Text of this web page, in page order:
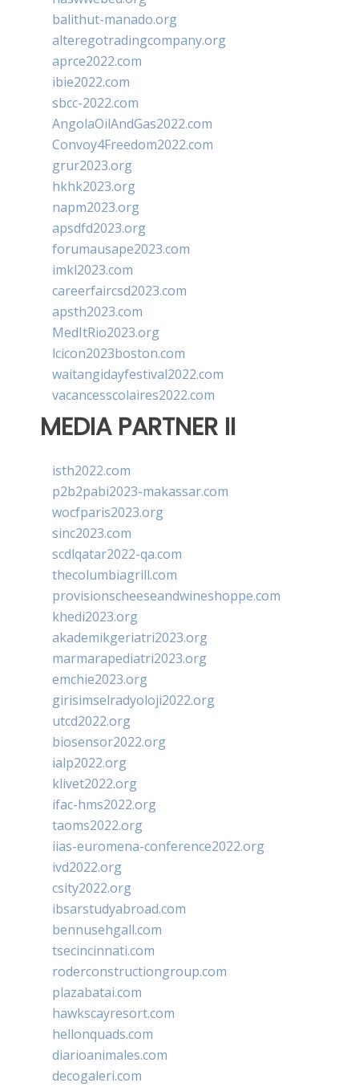
balithut-manado.org
alteregotradingcompany.org
aprce2022.com
ibie2022.com
sbcc-2022.com
AngolaOilAndGas2022.com
Convoy4Freedom2022.com
grur2023.org
hkhk2023.org
napm2023.org
apsdfd2023.org
forumausape2023.com
imkl2023.com
careerfaircsd2023.com
apsth2023.com
MedItRio2023.org
lcicon2023boston.com
waitangidayfestival2022.com
vacancesscolaires2022.com
MEDIA PARTNER II
isth2022.com
p2b2pabi2023-makassar.com
wocfparis2023.org
sinc2023.com
scdlqatar2022-qa.com
thecolumbiagrill.com
provisionscheeseandwineshoppe.com
khedi2023.org
akademikgeriatri2023.org
marmarapediatri2023.org
emchie2023.org
girisimselradyoloji2022.org
utcd2022.org
biosensor2022.org
ialp2022.org
klivet2022.org
ifac-hms2022.org
taoms2022.org
iias-euromena-conference2022.org
ivd2022.org
csity2022.org
ibsarstudyabroad.com
bennusehgall.com
tsecincinnati.com
roderconstructiongroup.com
plazabatai.com
hawkscayresort.com
hellonquads.com
diarioanimales.com
decogaleri.com